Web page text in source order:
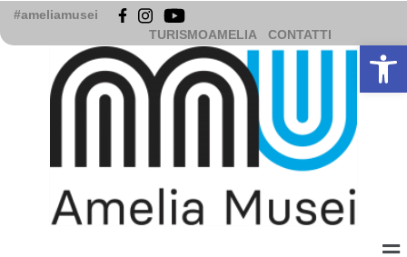
Vai
contenuto
#ameliamusei
TURISMOAMELIA
CONTATTI
Apri la